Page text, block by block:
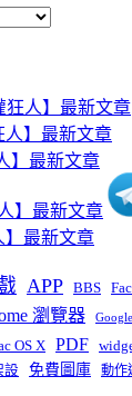
APP BBS
瀏覽器
OS X PDF
設 免費圖庫 動作